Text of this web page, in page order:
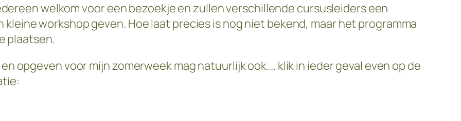
welkom voor een bezoekje en zullen verschillende cursusleiders een
kleine workshop geven. Hoe laat precies is nog niet bekend, maar het programma
plaatsen.
opgeven voor mijn zomerweek mag natuurlijk ook…. klik in ieder geval even op de